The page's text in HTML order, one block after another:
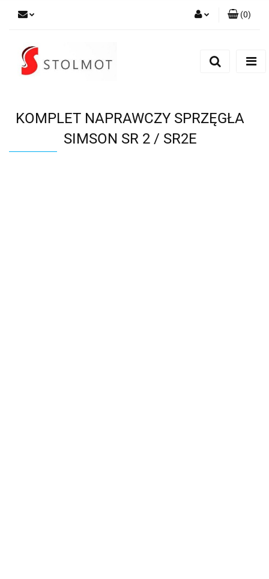
(0)
KOMPLET NAPRAWCZY SPRZĘGŁA
SIMSON SR 2 / SR2E